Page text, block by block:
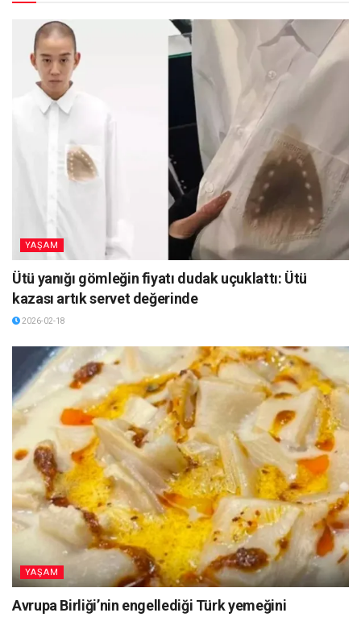
YAŞAM
Ütü yanığı gömleğin fiyatı dudak uçuklattı: Ütü
kazası artık servet değerinde
2026-02-18
YAŞAM
Avrupa Birliği’nin engellediği Türk yemeğini